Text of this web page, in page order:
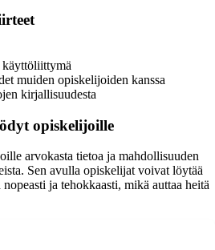
muiden opiskelijoiden kanssa
kirjallisuudesta
opiskelijoille
arvokasta tietoa ja mahdollisuuden
Sen avulla opiskelijat voivat löytää
ja tehokkaasti, mikä auttaa heitä